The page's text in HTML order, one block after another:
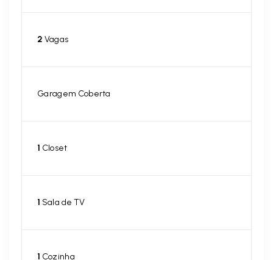
2 Vagas
Garagem Coberta
1 Closet
1 Sala de TV
1 Cozinha